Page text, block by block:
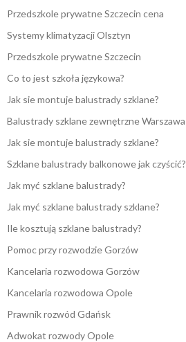
Przedszkole prywatne Szczecin cena
Systemy klimatyzacji Olsztyn
Przedszkole prywatne Szczecin
Co to jest szkoła językowa?
Jak sie montuje balustrady szklane?
Balustrady szklane zewnętrzne Warszawa
Jak sie montuje balustrady szklane?
Szklane balustrady balkonowe jak czyścić?
Jak myć szklane balustrady?
Jak myć szklane balustrady szklane?
Ile kosztują szklane balustrady?
Pomoc przy rozwodzie Gorzów
Kancelaria rozwodowa Gorzów
Kancelaria rozwodowa Opole
Prawnik rozwód Gdańsk
Adwokat rozwody Opole